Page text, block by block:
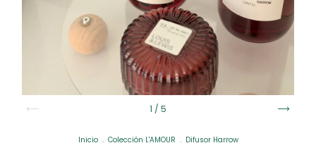
1 / 5
Inicio . Colección L'AMOUR . Difusor Harrow